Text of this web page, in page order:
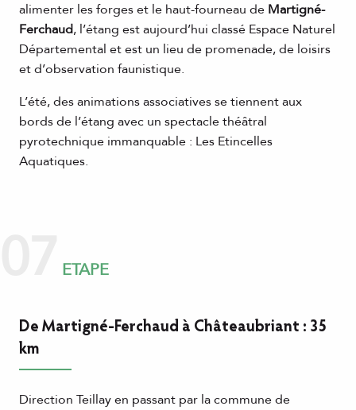
alimenter les forges et le haut-fourneau de Martigné-
Ferchaud, l’étang est aujourd’hui classé Espace Naturel
Départemental et est un lieu de promenade, de loisirs
et d’observation faunistique.
L’été, des animations associatives se tiennent aux
bords de l’étang avec un spectacle théâtral
pyrotechnique immanquable : Les Etincelles
Aquatiques.
ETAPE
De Martigné-Ferchaud à Châteaubriant : 35
km
Direction Teillay en passant par la commune de